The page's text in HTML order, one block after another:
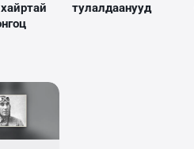
тулалдаанууд